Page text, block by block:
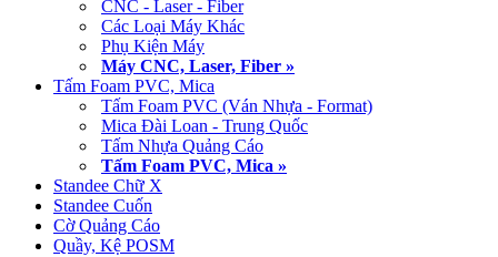
CNC - Laser - Fiber
Các Loại Máy Khác
Phụ Kiện Máy
Máy CNC, Laser, Fiber »
Tấm Foam PVC, Mica
Tấm Foam PVC (Ván Nhựa - Format)
Mica Đài Loan - Trung Quốc
Tấm Nhựa Quảng Cáo
Tấm Foam PVC, Mica »
Standee Chữ X
Standee Cuốn
Cờ Quảng Cáo
Quầy, Kệ POSM